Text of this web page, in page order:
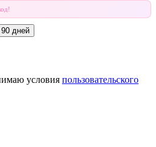
90 дней
условия пользовательского